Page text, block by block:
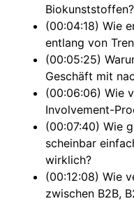
Biokunststoffen?
(00:04:18) Wie
entlang von
(00:05:25)
Geschäft mit
(00:06:06) Wie
Involvement-
(00:07:40) Wie
scheinbar
wirklich?
(00:12:08) Wie
zwischen B2B,